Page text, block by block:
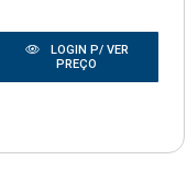
LOGIN P/ VER
PREÇO